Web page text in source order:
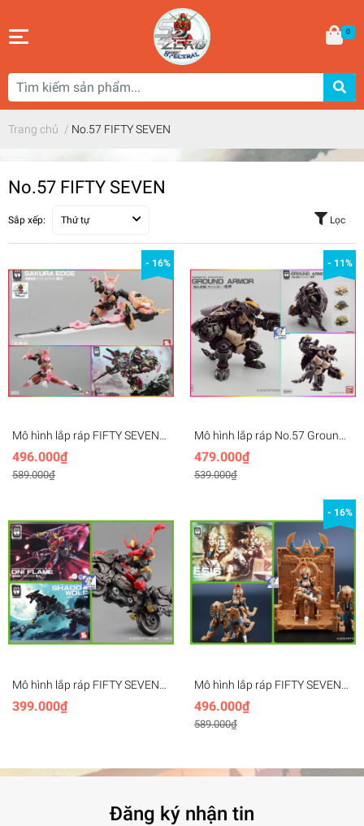
0
Trang chủ / No.57 FIFTY SEVEN
No.57 FIFTY SEVEN
Sắp xếp: Thứ tự Lọc
- 16%
Mô hình lắp ráp FIFTY SEVEN
57 Armored Puppet Sakura
Edge 1/24
496.000₫
589.000₫
- 11%
Mô hình lắp ráp No.57 Ground
Armor - Fifty Seven - Morise
479.000₫
539.000₫
Mô hình lắp ráp FIFTY SEVEN
1/24 Armored Puppet 57-G02
Oni Flame Shadow Wolf
399.000₫
- 16%
Mô hình lắp ráp FIFTY SEVEN
57 ESIS Egyptian Pharaoh
1/24 Armored Puppet
496.000₫
589.000₫
Đăng ký nhận tin